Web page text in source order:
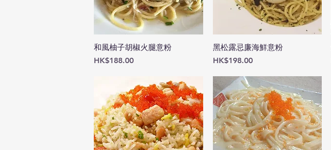
快速瀏覽
和風柚子胡椒火腿意粉
價格
HK$188.00
快速瀏覽
黑松露忌廉海鮮意粉
價格
HK$198.00